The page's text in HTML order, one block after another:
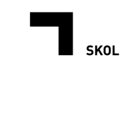
sisältöön